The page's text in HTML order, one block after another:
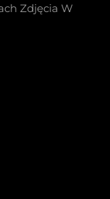
Zdjęcia W